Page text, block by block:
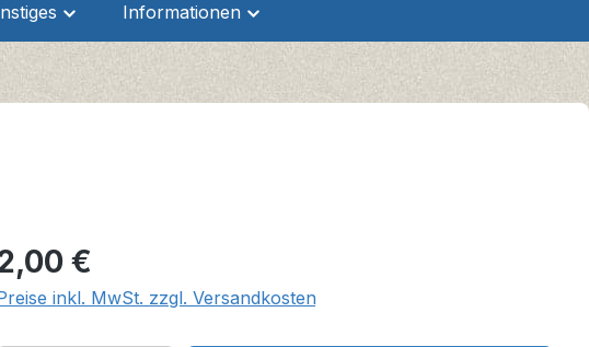
Informationen
Preis:
€
inkl. MwSt. zzgl. Versandkosten